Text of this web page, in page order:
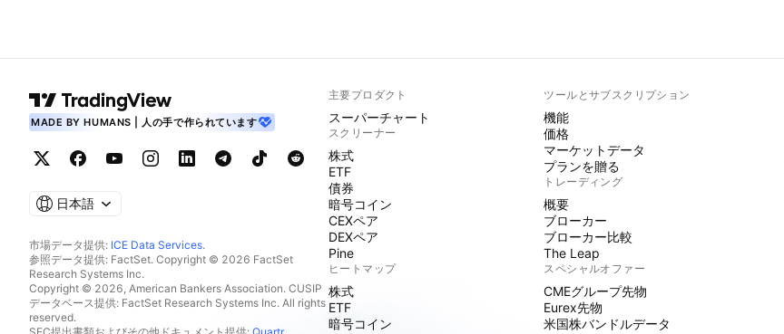
MADE BY HUMANS | 人の手で作られています
日本語
市場データ提供: ICE Data Services.
参照データ提供: FactSet. Copyright © 2026 FactSet
Research Systems Inc.
Copyright © 2026, American Bankers Association. CUSIP
データベース提供: FactSet Research Systems Inc. All rights
reserved.
主要プロダクト
スーパーチャート
スクリーナー
株式
ETF
債券
暗号コイン
CEXペア
DEXペア
Pine
ヒートマップ
株式
ETF
暗号コイン
ツールとサブスクリプション
機能
価格
マーケットデータ
プランを贈る
トレーディング
概要
ブローカー
ブローカー比較
The Leap
スペシャルオファー
CMEグループ先物
Eurex先物
米国株バンドルデータ